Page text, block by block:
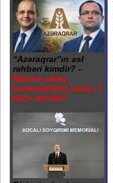
“Azəraqrar”ın əsl
rəhbəri kimdir? -
Nazirin sabiq
komandirinin maaşı 7
dəfə artırılıb?